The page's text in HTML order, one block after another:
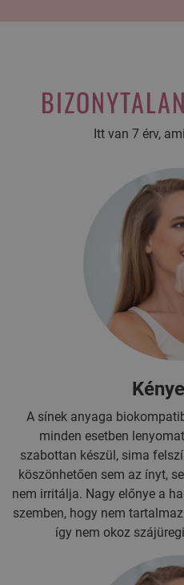
Itt van 7 érv,
A sínek anyaga
minden esetben
szabottan készül, sima
köszönhetően sem az ínyt,
nem irritálja. Nagy előnye a
szemben, hogy nem
így nem okoz